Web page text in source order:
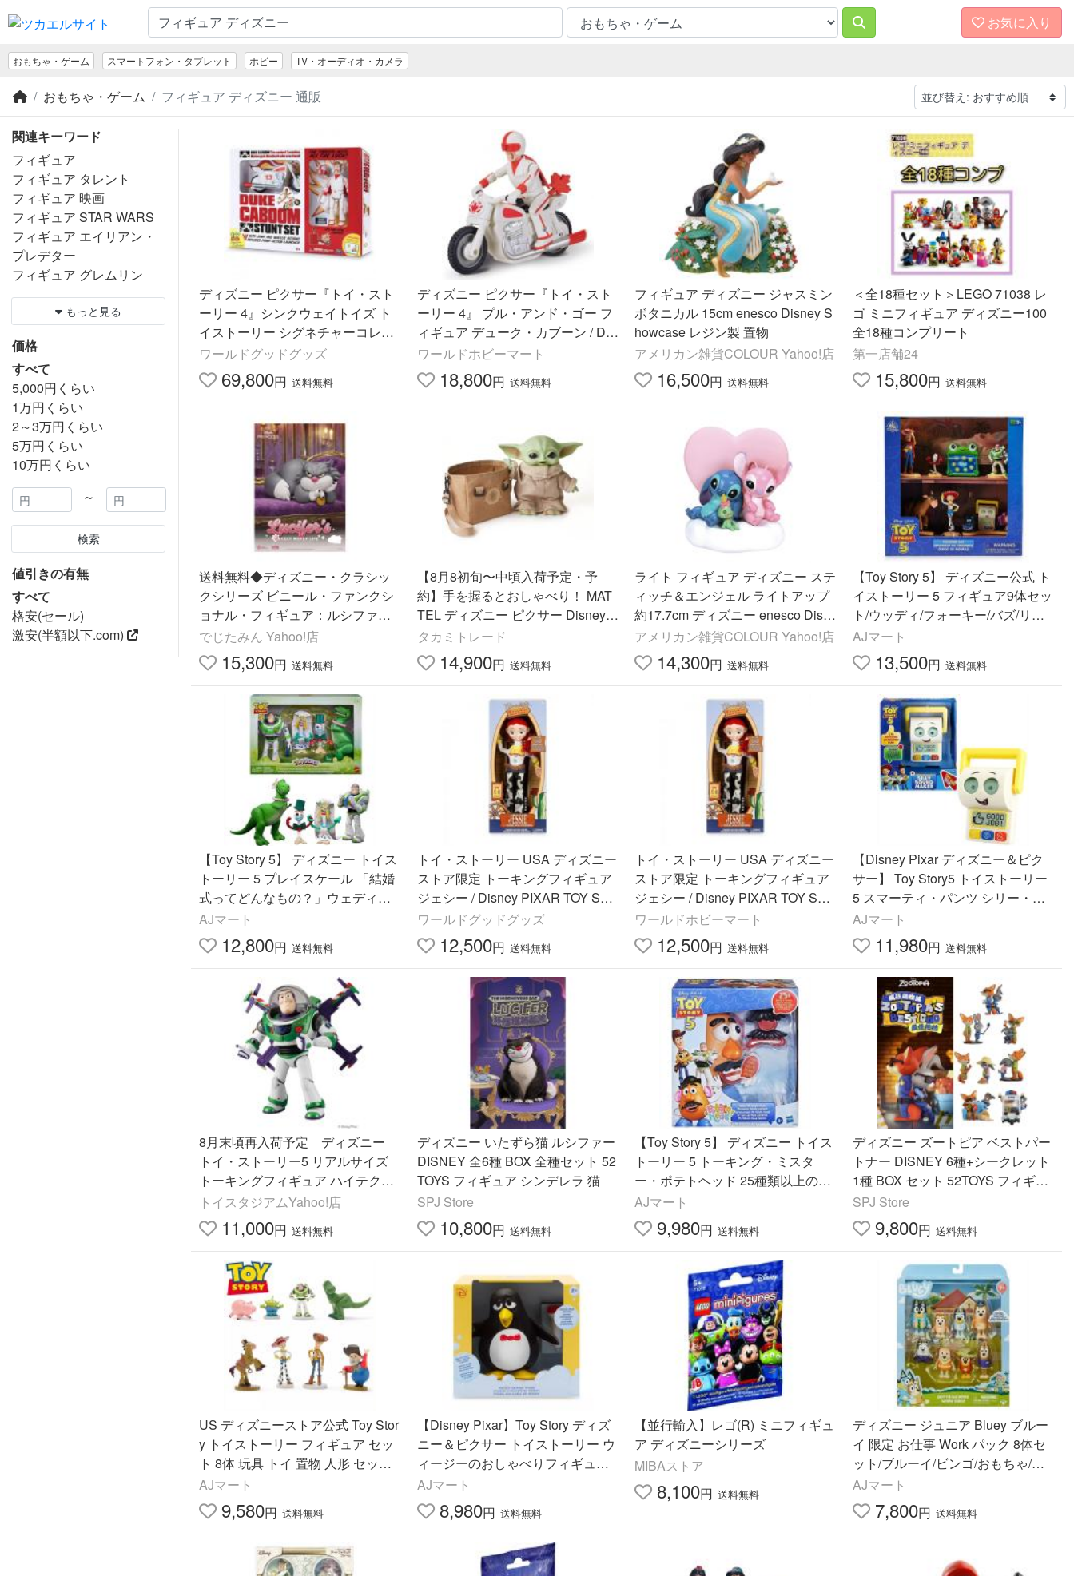
お気に入り
おもちゃ・ゲーム スマートフォン・タブレット ホビー TV・オーディオ・カメラ
おもちゃ・ゲーム フィギュア ディズニー 通販
関連キーワード
フィギュア
フィギュア タレント
フィギュア 映画
フィギュア STAR WARS
フィギュア エイリアン・
プレデター
フィギュア グレムリン
もっと見る
価格
すべて
5,000円くらい
1万円くらい
2～3万円くらい
5万円くらい
10万円くらい
～
検索
値引きの有無
すべて
格安(セール)
激安(半額以下.com)
ディズニー ピクサー『トイ・スト
ーリー 4』シンクウェイトイズ ト
イストーリー シグネチャーコレク
ション アクションフィギュア デュ
ーク・カブーン スタン
ワールドグッドグッズ
69,800円 送料無料
ディズニー ピクサー『トイ・スト
ーリー 4』 プル・アンド・ゴー フ
ィギュア デューク・カブーン / Dis
ney PIXAR 2019 TOY STORY 4 PU
LL 'N GO DUKE CABOOM
ワールドホビーマート
18,800円 送料無料
フィギュア ディズニー ジャスミン
ボタニカル 15cm enesco Disney S
howcase レジン製 置物
アメリカン雑貨COLOUR Yahoo!店
16,500円 送料無料
＜全18種セット＞LEGO 71038 レ
ゴ ミニフィギュア ディズニー100
全18種コンプリート
第一店舗24
15,800円 送料無料
送料無料◆ディズニー・クラシッ
クシリーズ ビニール・ファンクシ
ョナル・フィギュア：ルシファー
(イージー・マネー・ライフ) BEAS
T KINGDOM 【9月予約】
でじたみん Yahoo!店
15,300円 送料無料
【8月8初旬〜中頃入荷予定・予
約】手を握るとおしゃべり！ MAT
TEL ディズニー ピクサー Disney
スターウォーズ マンダロリアン
ザ・チャイルド ソフトフィギュア
タカミトレード
14,900円 送料無料
ライト フィギュア ディズニー ステ
ィッチ＆エンジェル ライトアップ
約17.7cm ディズニー enesco Disn
ey S
アメリカン雑貨COLOUR Yahoo!店
14,300円 送料無料
【Toy Story 5】 ディズニー公式 ト
イストーリー 5 フィギュア9体セッ
ト/ウッディ/フォーキー/バズ/リリ
ーパッド/ブルズアイ/ジェシー/スナ
ッピー/スマーティパ
AJマート
13,500円 送料無料
【Toy Story 5】 ディズニー トイス
トーリー 5 プレイスケール 「結婚
式ってどんなもの？」ウェディン
グ フィギュア4体セット/フォーキ
ー/バズ/レックス/マテル
AJマート
12,800円 送料無料
トイ・ストーリー USA ディズニー
ストア限定 トーキングフィギュア
ジェシー / Disney PIXAR TOY STO
RY 2019 USA Disney Store EXCL
USIVE TALKING ACTION FI
ワールドグッドグッズ
12,500円 送料無料
トイ・ストーリー USA ディズニー
ストア限定 トーキングフィギュア
ジェシー / Disney PIXAR TOY STO
RY 2019 USA Disney Store EXCL
USIVE TALKING ACTION FI
ワールドホビーマート
12,500円 送料無料
【Disney Pixar ディズニー＆ピク
サー】 Toy Story5 トイストーリー
5 スマーティ・パンツ シリー・サ
ウンド・メーカー/フィギュア/おも
ちゃ
AJマート
11,980円 送料無料
8月末頃再入荷予定 ディズニー
トイ・ストーリー5 リアルサイズ
トーキングフィギュア ハイテク版
バズ・ライトイヤー 送料無料
トイスタジアムYahoo!店
11,000円 送料無料
ディズニー いたずら猫 ルシファー
DISNEY 全6種 BOX 全種セット 52
TOYS フィギュア シンデレラ 猫
SPJ Store
10,800円 送料無料
【Toy Story 5】 ディズニー トイス
トーリー 5 トーキング・ミスタ
ー・ポテトヘッド 25種類以上の音
とセリフが話せる/英語/フィギュア/
ハズブロ
AJマート
9,980円 送料無料
ディズニー ズートピア ベストパー
トナー DISNEY 6種+シークレット
1種 BOX セット 52TOYS フィギュ
ア おもちゃ
SPJ Store
9,800円 送料無料
US ディズニーストア公式 Toy Stor
y トイストーリー フィギュア セッ
ト 8体 玩具 トイ 置物 人形 セット
8P フィギュアセット /誕生日/クリ
スマス/プレゼント/
AJマート
9,580円 送料無料
【Disney Pixar】Toy Story ディズ
ニー＆ピクサー トイストーリー ウ
ィージーのおしゃべりフィギュア/
トーキングフィギュア/ペンギン/デ
ィズニーストア公式
AJマート
8,980円 送料無料
【並行輸入】レゴ(R) ミニフィギュ
ア ディズニーシリーズ
MIBAストア
8,100円 送料無料
ディズニー ジュニア Bluey ブルー
イ 限定 お仕事 Work パック 8体セ
ット/ブルーイ/ビンゴ/おもちゃ/ク
リスマス/フィギュア/ファミリー
AJマート
7,800円 送料無料